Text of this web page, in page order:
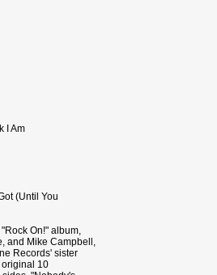
I Am
(Until You
On!" album,
and Mike Campbell,
Records' sister
original 10